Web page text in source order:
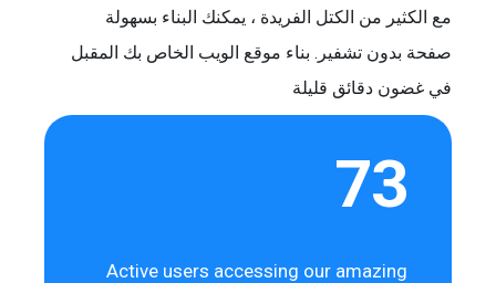
مع الكثير من الكتل الفريدة ، يمكنك البناء بسهولة
صفحة بدون تشفير. بناء موقع الويب الخاص بك المقبل
في غضون دقائق قليلة
73
Active users accessing our amazing